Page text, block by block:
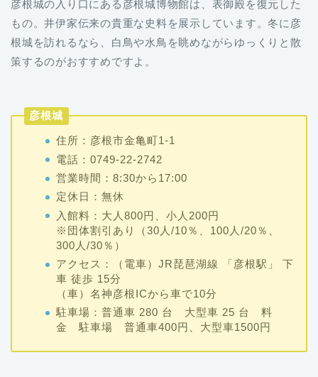
彦根城の入り口にある彦根城博物館は、表御殿を復元した
もの。井伊家伝来の貴重な史料を展示しています。冬に彦
根城を訪れるなら、白鳥や水鳥を眺めながらゆっくりと散
策するのがおすすめですよ。
彦根城
住所：彦根市金亀町1-1
電話：0749-22-2742
営業時間：8:30から17:00
定休日：無休
入館料：大人800円、小人200円
※団体割引あり（30人/10％、100人/20％、
300人/30％）
アクセス：（電車）JR琵琶湖線 「彦根駅」 下
車 徒歩 15分
（車）名神彦根ICから車で10分
駐車場：普通車 280 台 大型車 25 台 料
金 駐車場 普通車400円、大型車1500円